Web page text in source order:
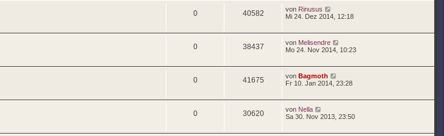
0 40582 von Rinusus
Mi 24. Dez 2014, 12:18
0 38437 von Melisendre
Mo 24. Nov 2014, 10:23
0 41675 von Bagmoth
Fr 10. Jan 2014, 23:28
0 30620 von Nella
Sa 30. Nov 2013, 23:50